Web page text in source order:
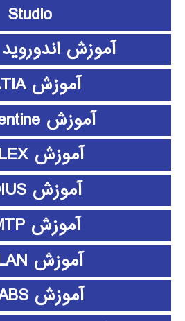
Studio
آموزش اندوروید android
آموزش CATIA
آموزش clementine
آموزش CPLEX
آموزش EDIUS
آموزش EMTP
آموزش ePLAN
آموزش ETABS